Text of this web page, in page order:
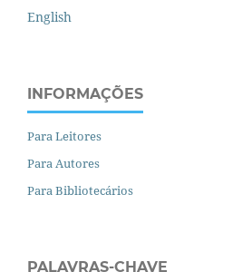
English
INFORMAÇÕES
Para Leitores
Para Autores
Para Bibliotecários
PALAVRAS-CHAVE